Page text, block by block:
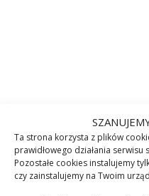
Ta strona korzysta z plików
prawidłowego działania
Pozostałe cookies instalujemy
czy zainstalujemy na Twoim